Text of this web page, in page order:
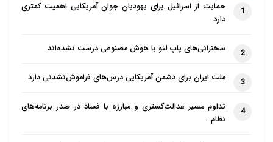
1
حمایت از اسرائیل برای یهودیان جوان آمریکایی اهمیت کمتری
دارد
2 سخنرانی‌های پاپ لئو با هوش مصنوعی درست نشده‌اند
3 ملت ایران برای دشمن آمریکایی درس‌های فراموش‌نشدنی دارد
4
تداوم مسیر عدالت‌گستری و مبارزه با فساد در صدر برنامه‌های
نظام…